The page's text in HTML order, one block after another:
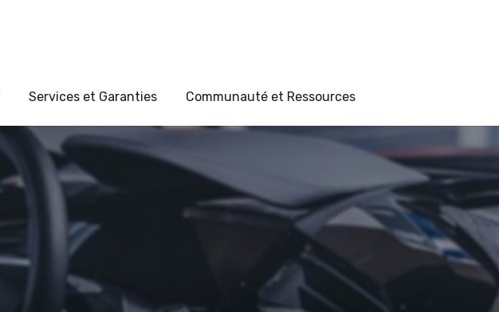
Services et Garanties Communauté et Ressources